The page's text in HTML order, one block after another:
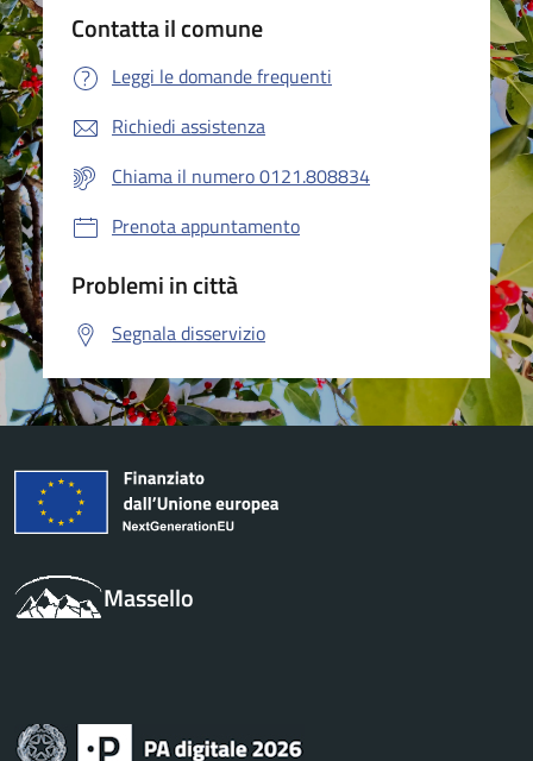
Contatta il comune
Leggi le domande frequenti
Richiedi assistenza
Chiama il numero 0121.808834
Prenota appuntamento
Problemi in città
Segnala disservizio
Massello